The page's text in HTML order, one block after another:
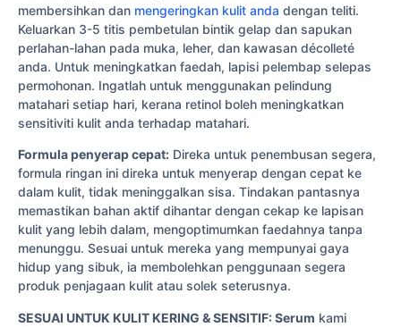
membersihkan dan mengeringkan kulit anda dengan teliti.
Keluarkan 3-5 titis pembetulan bintik gelap dan sapukan
perlahan-lahan pada muka, leher, dan kawasan décolleté
anda. Untuk meningkatkan faedah, lapisi pelembap selepas
permohonan. Ingatlah untuk menggunakan pelindung
matahari setiap hari, kerana retinol boleh meningkatkan
sensitiviti kulit anda terhadap matahari.
Formula penyerap cepat: Direka untuk penembusan segera,
formula ringan ini direka untuk menyerap dengan cepat ke
dalam kulit, tidak meninggalkan sisa. Tindakan pantasnya
memastikan bahan aktif dihantar dengan cekap ke lapisan
kulit yang lebih dalam, mengoptimumkan faedahnya tanpa
menunggu. Sesuai untuk mereka yang mempunyai gaya
hidup yang sibuk, ia membolehkan penggunaan segera
produk penjagaan kulit atau solek seterusnya.
SESUAI UNTUK KULIT KERING & SENSITIF: Serum kami